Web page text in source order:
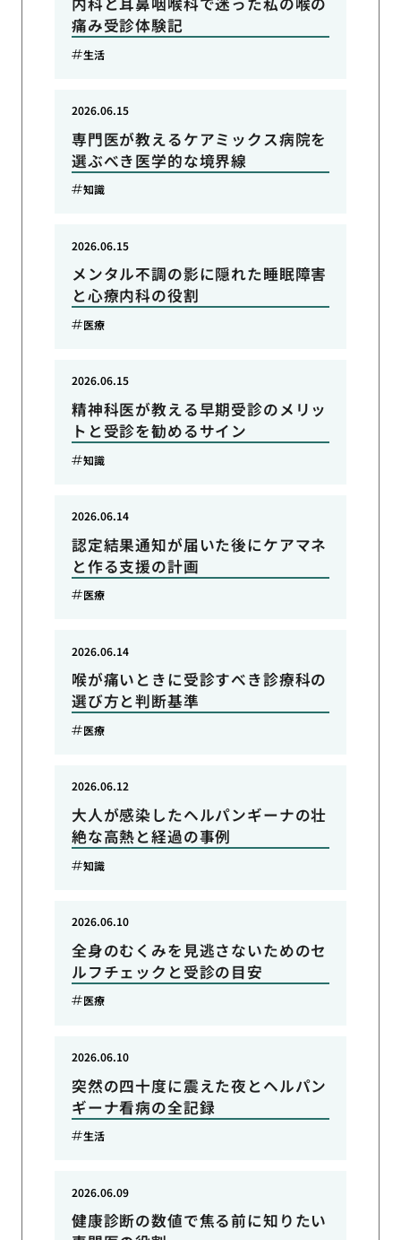
痛み受診体験記
生活
専門医が教えるケアミックス病院を
選ぶべき医学的な境界線
2026.06.15
知識
メンタル不調の影に隠れた睡眠障害
と心療内科の役割
2026.06.15
医療
精神科医が教える早期受診のメリッ
トと受診を勧めるサイン
2026.06.15
知識
認定結果通知が届いた後にケアマネ
と作る支援の計画
2026.06.14
医療
喉が痛いときに受診すべき診療科の
選び方と判断基準
2026.06.14
医療
大人が感染したヘルパンギーナの壮
絶な高熱と経過の事例
2026.06.12
知識
全身のむくみを見逃さないためのセ
ルフチェックと受診の目安
2026.06.10
医療
突然の四十度に震えた夜とヘルパン
ギーナ看病の全記録
2026.06.10
生活
健康診断の数値で焦る前に知りたい
2026.06.09